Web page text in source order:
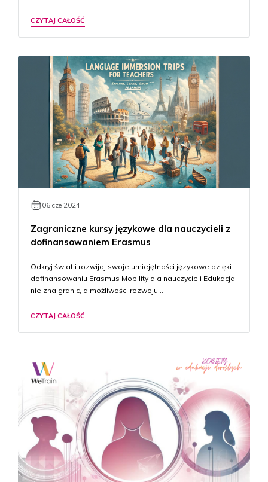
CZYTAJ CAŁOŚĆ
06 cze 2024
Zagraniczne kursy językowe dla nauczycieli z
dofinansowaniem Erasmus
Odkryj świat i rozwijaj swoje umiejętności językowe dzięki
dofinansowaniu Erasmus Mobility dla nauczycieli Edukacja
nie zna granic, a możliwości rozwoju…
CZYTAJ CAŁOŚĆ